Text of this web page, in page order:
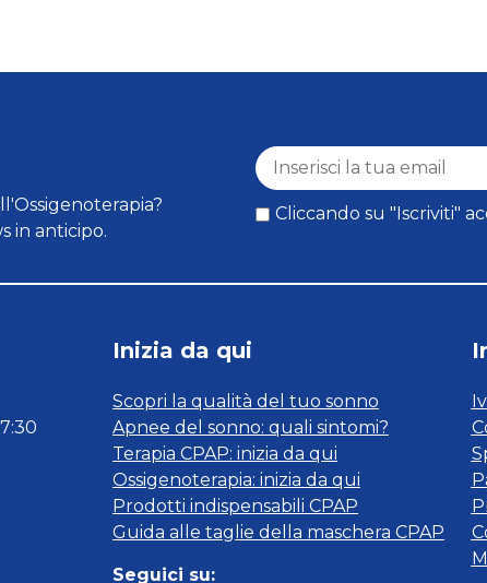
in anticipo.
Cliccando su "Iscriviti"
Inizia da qui
Scopri la qualità del tuo sonno
Apnee del sonno: quali sintomi?
Terapia CPAP: inizia da qui
Ossigenoterapia: inizia da qui
Prodotti indispensabili CPAP
Guida alle taglie della maschera CPAP
Seguici su: